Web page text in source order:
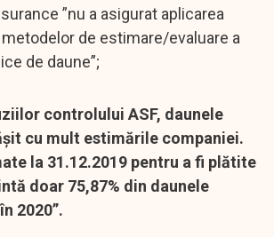
”nu a asigurat aplicarea
de estimare/evaluare a
de daune”;
controlului ASF, daunele
cu mult estimările companiei.
la 31.12.2019 pentru a fi plătite
doar 75,87% din daunele
2020”.